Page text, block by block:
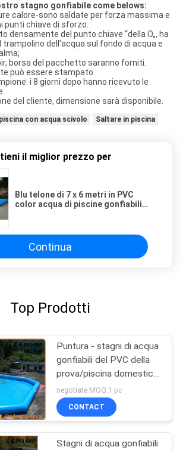
stagno gonfiabile come belows:
calore-sono saldate per forza massima e
punti chiave di sforzo.
densamente del punto chiave “della O„, ha
trampolino dell'acqua sul fondo di acqua e
borsa del pacchetto saranno forniti.
può essere stampato.
i 8 giorni dopo hanno ricevuto le
del cliente, dimensione sarà disponibile.
piscina con acqua scivolo Saltare in piscina
il miglior prezzo per
Blu telone di 7 x 6 metri in PVC
color acqua di piscine gonfiabili
Continua
Top Prodotti
Puntura - stagni di acqua
gonfiabili del PVC della
prova/piscina domestica
di esplosione dell'iarda
negotiate MOQ:1 pc
CONTACT
Stagni di acqua gonfiabili